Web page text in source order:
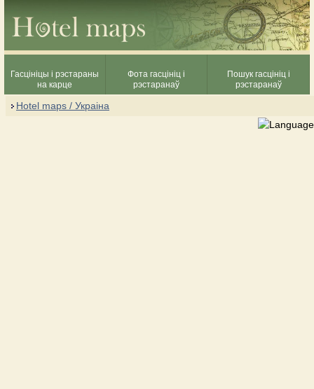
Гасцініцы і рэстараны
на карце
Фота гасцініц і
рэстаранаў
Пошук гасцініц і
рэстаранаў
Hotel maps / Украіна